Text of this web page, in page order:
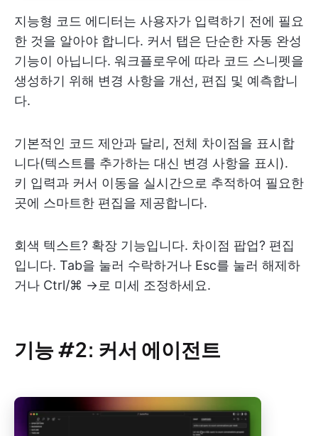
지능형 코드 에디터는 사용자가 입력하기 전에 필요
한 것을 알아야 합니다. 커서 탭은 단순한 자동 완성
기능이 아닙니다. 워크플로우에 따라 코드 스니펫을
생성하기 위해 변경 사항을 개선, 편집 및 예측합니
다.
기본적인 코드 제안과 달리, 전체 차이점을 표시합
니다(텍스트를 추가하는 대신 변경 사항을 표시).
키 입력과 커서 이동을 실시간으로 추적하여 필요한
곳에 스마트한 편집을 제공합니다.
회색 텍스트? 확장 기능입니다. 차이점 팝업? 편집
입니다. Tab을 눌러 수락하거나 Esc를 눌러 해제하
거나 Ctrl/⌘ →로 미세 조정하세요.
기능 #2: 커서 에이전트